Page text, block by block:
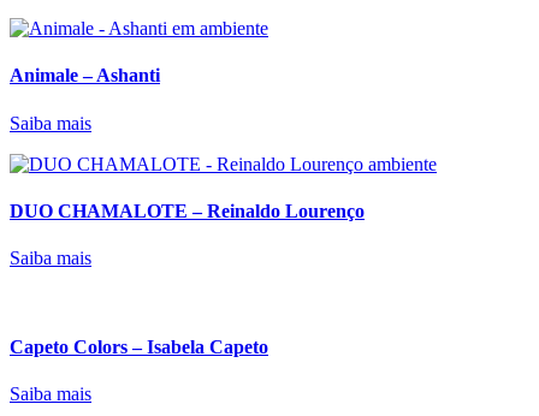
Animale – Ashanti
Saiba mais
DUO CHAMALOTE – Reinaldo Lourenço
Saiba mais
Capeto Colors – Isabela Capeto
Saiba mais